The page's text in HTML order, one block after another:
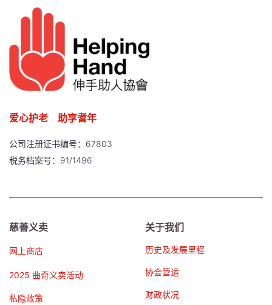
爱心护老 助享耆年
公司注册证书编号：67803
税务档案号：91/1496
慈善义卖
网上商店
2025 曲奇义卖活动
私隐政策
关于我们
历史及发展里程
协会营运
财政状况